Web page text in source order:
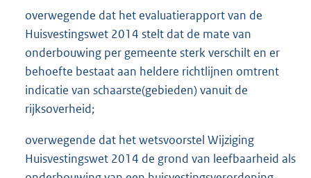
overwegende dat het evaluatierapport van de
Huisvestingswet 2014 stelt dat de mate van
onderbouwing per gemeente sterk verschilt en er
behoefte bestaat aan heldere richtlijnen omtrent
indicatie van schaarste(gebieden) vanuit de
rijksoverheid;
overwegende dat het wetsvoorstel Wijziging
Huisvestingswet 2014 de grond van leefbaarheid als